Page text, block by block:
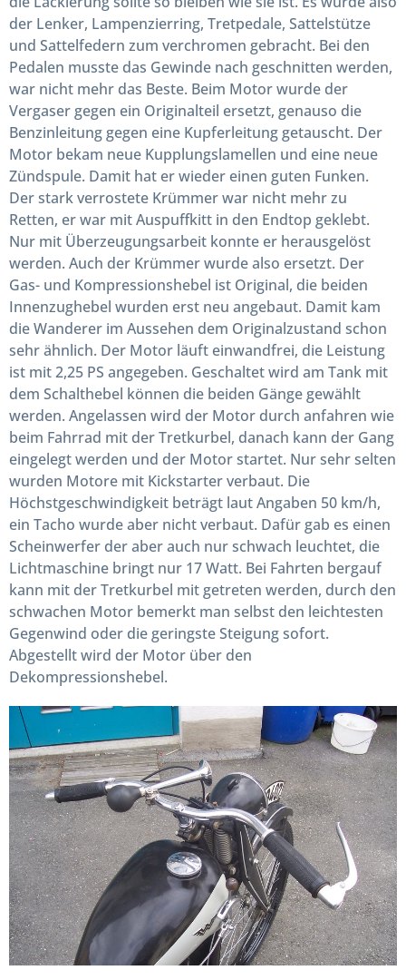
der Lenker, Lampenzierring, Tretpedale, Sattelstütze
und Sattelfedern zum verchromen gebracht. Bei den
Pedalen musste das Gewinde nach geschnitten werden,
war nicht mehr das Beste. Beim Motor wurde der
Vergaser gegen ein Originalteil ersetzt, genauso die
Benzinleitung gegen eine Kupferleitung getauscht. Der
Motor bekam neue Kupplungslamellen und eine neue
Zündspule. Damit hat er wieder einen guten Funken.
Der stark verrostete Krümmer war nicht mehr zu
Retten, er war mit Auspuffkitt in den Endtop geklebt.
Nur mit Überzeugungsarbeit konnte er herausgelöst
werden. Auch der Krümmer wurde also ersetzt. Der
Gas- und Kompressionshebel ist Original, die beiden
Innenzughebel wurden erst neu angebaut. Damit kam
die Wanderer im Aussehen dem Originalzustand schon
sehr ähnlich. Der Motor läuft einwandfrei, die Leistung
ist mit 2,25 PS angegeben. Geschaltet wird am Tank mit
dem Schalthebel können die beiden Gänge gewählt
werden. Angelassen wird der Motor durch anfahren wie
beim Fahrrad mit der Tretkurbel, danach kann der Gang
eingelegt werden und der Motor startet. Nur sehr selten
wurden Motore mit Kickstarter verbaut. Die
Höchstgeschwindigkeit beträgt laut Angaben 50 km/h,
ein Tacho wurde aber nicht verbaut. Dafür gab es einen
Scheinwerfer der aber auch nur schwach leuchtet, die
Lichtmaschine bringt nur 17 Watt. Bei Fahrten bergauf
kann mit der Tretkurbel mit getreten werden, durch den
schwachen Motor bemerkt man selbst den leichtesten
Gegenwind oder die geringste Steigung sofort.
Abgestellt wird der Motor über den
Dekompressionshebel.